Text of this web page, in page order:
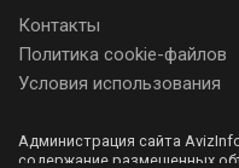
Контакты
Политика cookie-файлов
Условия использования
Администрация сайта
содержание размещенных